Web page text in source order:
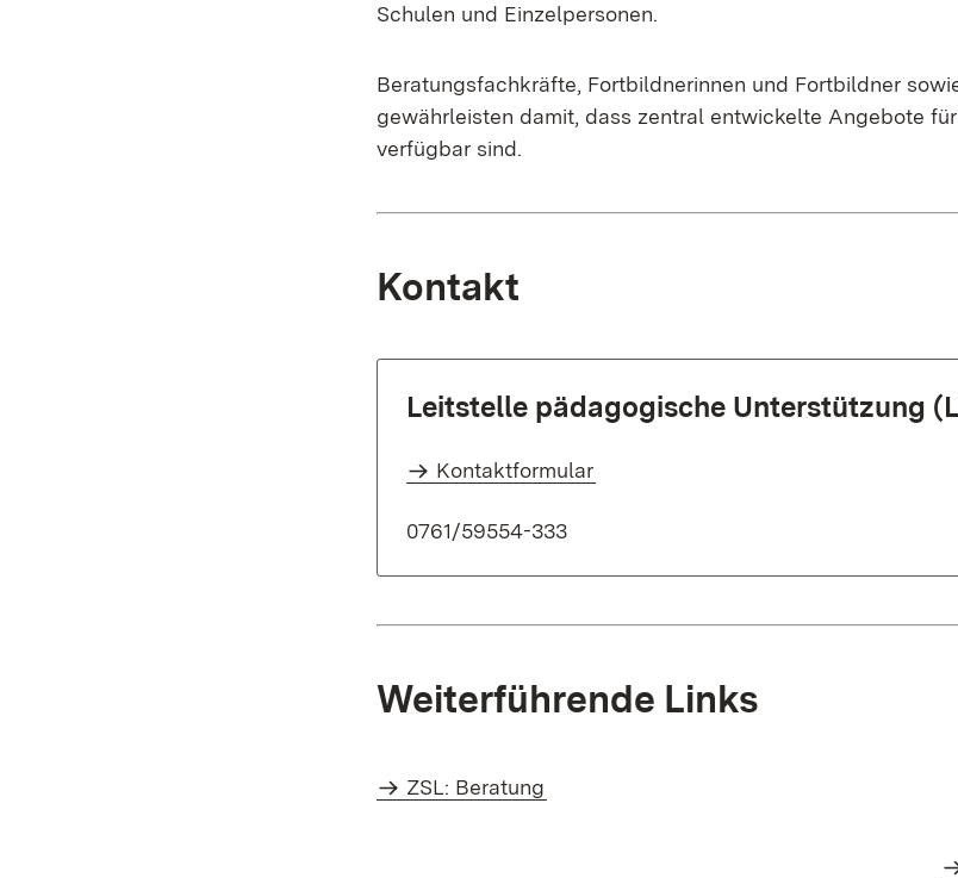
Schulen und Einzelpersonen.
Beratungsfachkräfte, Fortbildnerinnen und Fortbildner
gewährleisten damit, dass zentral entwickelte Angebote
verfügbar sind.
Kontakt
Leitstelle pädagogische Unterstützung
Kontaktformular
0761/59554-333
Weiterführende Links
ZSL: Beratung